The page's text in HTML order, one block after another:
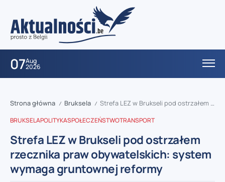
07Aug
2026
Strona główna / Bruksela / Strefa LEZ w Brukseli pod ostrzałem rzecznika praw obywatelskich: system wymaga gruntownej reformy
BRUKSELAPOLITYKASPOŁECZEŃSTWOTRANSPORT
Strefa LEZ w Brukseli pod ostrzałem
rzecznika praw obywatelskich: system
wymaga gruntownej reformy